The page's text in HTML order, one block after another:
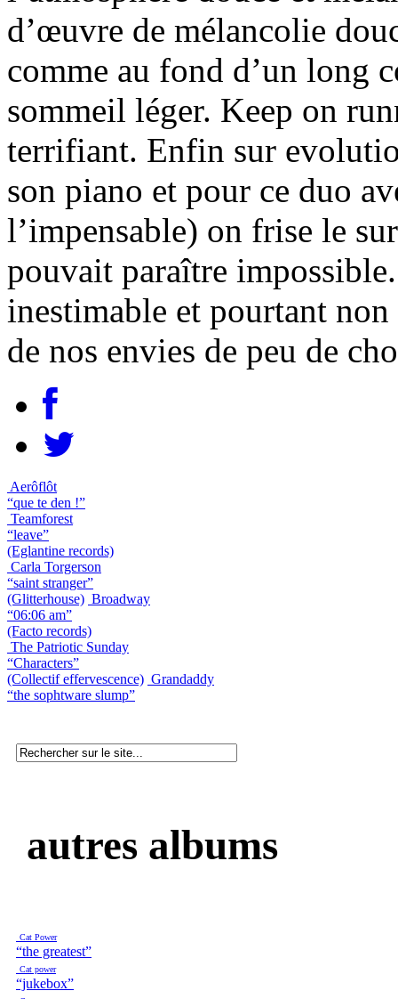
d’œuvre de mélancolie
comme au fond d’un long
sommeil léger. Keep on
terrifiant. Enfin sur
son piano et pour ce duo
l’impensable) on frise le
pouvait paraître
inestimable et pourtant
de nos envies de peu de
Aerôflôt
“que te den !”
Teamforest
“leave”
(Eglantine records)
Carla Torgerson
“saint stranger”
(Glitterhouse) Broadway
“06:06 am”
(Facto records)
The Patriotic Sunday
“Characters”
(Collectif effervescence) Grandaddy
“the sophtware slump”
autres albums
Cat Power
“the greatest”
Cat power
“jukebox”